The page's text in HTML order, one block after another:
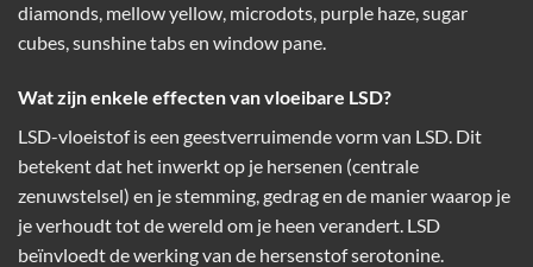
diamonds, mellow yellow, microdots, purple haze, sugar
cubes, sunshine tabs en window pane.
Wat zijn enkele effecten van vloeibare LSD?
LSD-vloeistof is een geestverruimende vorm van LSD. Dit
betekent dat het inwerkt op je hersenen (centrale
zenuwstelsel) en je stemming, gedrag en de manier waarop je
je verhoudt tot de wereld om je heen verandert. LSD
beïnvloedt de werking van de hersenstof serotonine.